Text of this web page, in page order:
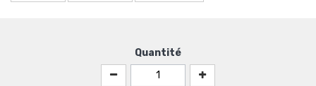
Quantité